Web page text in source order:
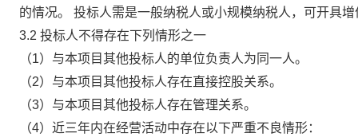
的情况。 投标人需是一般纳税人或小规模纳税人，可开具
3.2 投标人不得存在下列情形之一
（1）与本项目其他投标人的单位负责人为同一人。
（2）与本项目其他投标人存在直接控股关系。
（3）与本项目其他投标人存在管理关系。
（4）近三年内在经营活动中存在以下严重不良情形：